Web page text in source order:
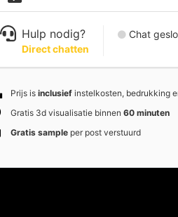
Hulp nodig?
Direct chatten
Chat
Prijs isinclusief instelkosten, bedrukking
Gratis 3d visualisatie binnen60 minuten
Gratis sample per post verstuurd